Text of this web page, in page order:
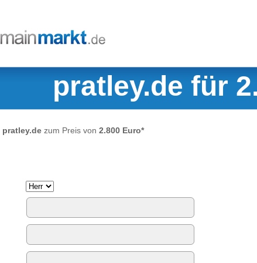
pratley.de für
pratley.de zum Preis von 2.800 Euro*